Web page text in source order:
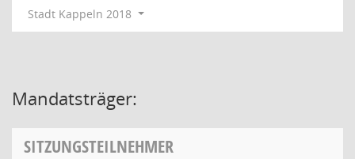
Stadt Kappeln 2018
Mandatsträger:
SITZUNGSTEILNEHMER